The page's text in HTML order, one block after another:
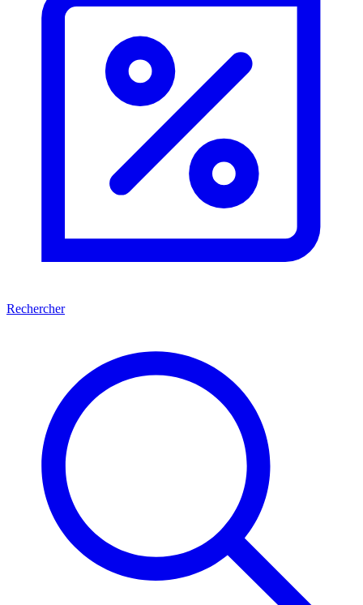
Rechercher